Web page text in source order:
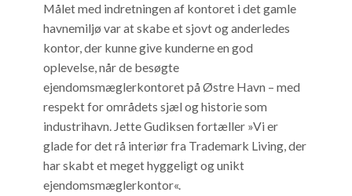
Målet med indretningen af kontoret i det gamle
havnemiljø var at skabe et sjovt og anderledes
kontor, der kunne give kunderne en god
oplevelse, når de besøgte
ejendomsmæglerkontoret på Østre Havn – med
respekt for områdets sjæl og historie som
industrihavn. Jette Gudiksen fortæller »Vi er
glade for det rå interiør fra Trademark Living, der
har skabt et meget hyggeligt og unikt
ejendomsmæglerkontor«.